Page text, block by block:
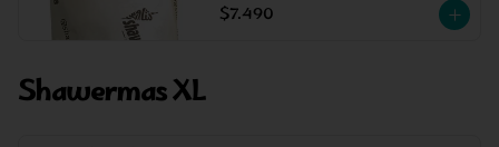
$7.490
Shawermas XL